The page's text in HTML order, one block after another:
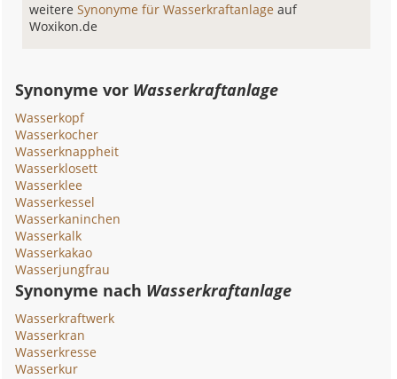
weitereSynonyme für Wasserkraftanlageauf
Woxikon.de
Synonyme vor Wasserkraftanlage
Wasserkopf
Wasserkocher
Wasserknappheit
Wasserklosett
Wasserklee
Wasserkessel
Wasserkaninchen
Wasserkalk
Wasserkakao
Wasserjungfrau
Synonyme nach Wasserkraftanlage
Wasserkraftwerk
Wasserkran
Wasserkresse
Wasserkur